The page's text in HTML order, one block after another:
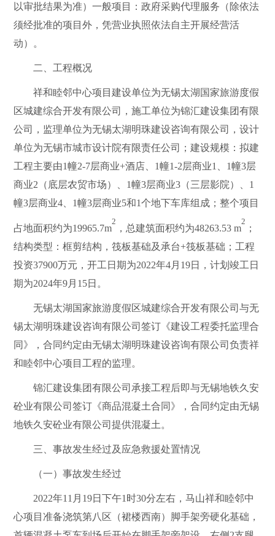
以审批结果为准）一般项目：政府采购代理服务（除依法
须经批准的项目外，凭营业执照依法自主开展经营活
动）。
二、工程概况
祥和睦邻中心项目建设单位为无锡太湖国家旅游度假
区城建综合开发有限公司，施工单位为锦汇建设集团有限
公司，监理单位为无锡太湖明珠建设咨询有限公司，设计
单位为无锡市城市设计院有限责任公司；建设规模：拟建
工程主要由1幢2-7层商业+酒店、 1幢1-2层商业1 1幢3层
商业2 （底层农贸市场）、 1幢3层商业3 （三层影院）、 1
幢3层商业4 1幢3层商业5和1个地下车库组成；整个项目
占地面积约为19965.7m
2
，总建筑面积约为48263.53 m
2
；
结构类型：框剪结构，筏板基础及承台+筏板基础； 工程
投资37900万元，开工日期为2022年4月 19日，计划竣工日
期为2024年9月 15日 。
无锡太湖国家旅游度假区城建综合开发有限公司与无
锡太湖明珠建设咨询有限公司签订《建设工程委托监理合
同》，合同约定由无锡太湖明珠建设咨询有限公司负责祥
和睦邻中心项目 工程的监理。
锦汇建设集团有限公司承接工程后即与无锡地铁久安
砼业有限公司签订《商品混凝土合同》，合同约定由无锡
地铁久安砼业有限公司提供混凝土。
三、事故发生经过及应急救援处置情况
（一）事故发生经过
2022年11 月 19日下午1 时30分左右，马山祥和睦邻中
心项目准备浇筑第八区 （裙楼西南）脚手架旁硬化基础，